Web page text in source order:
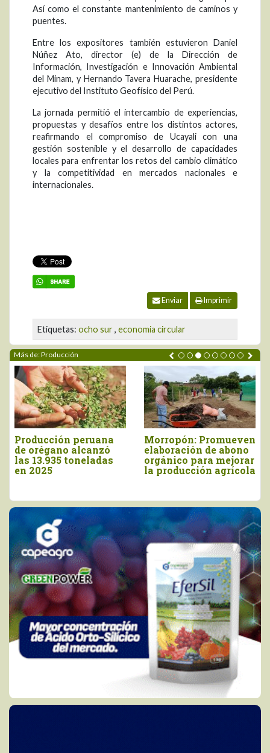
Así como el constante mantenimiento de caminos y
puentes.
Entre los expositores también estuvieron Daniel
Núñez Ato, director (e) de la Dirección de
Información, Investigación e Innovación Ambiental
del Minam, y Hernando Tavera Huarache, presidente
ejecutivo del Instituto Geofísico del Perú.
La jornada permitió el intercambio de experiencias,
propuestas y desafíos entre los distintos actores,
reafirmando el compromiso de Ucayali con una
gestión sostenible y el desarrollo de capacidades
locales para enfrentar los retos del cambio climático
y la competitividad en mercados nacionales e
internacionales.
Enviar Imprimir
Etiquetas: ocho sur, economia circular
Más de: Producción
peruana
alcanzó
toneladas
Morropón: Promueven
elaboración de abono
orgánico para mejorar
la producción agrícola
INIA
9.160
papa
valor